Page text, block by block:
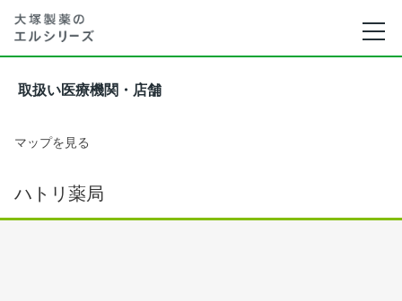
取扱い医療機関・店舗
マップを見る
ハトリ薬局